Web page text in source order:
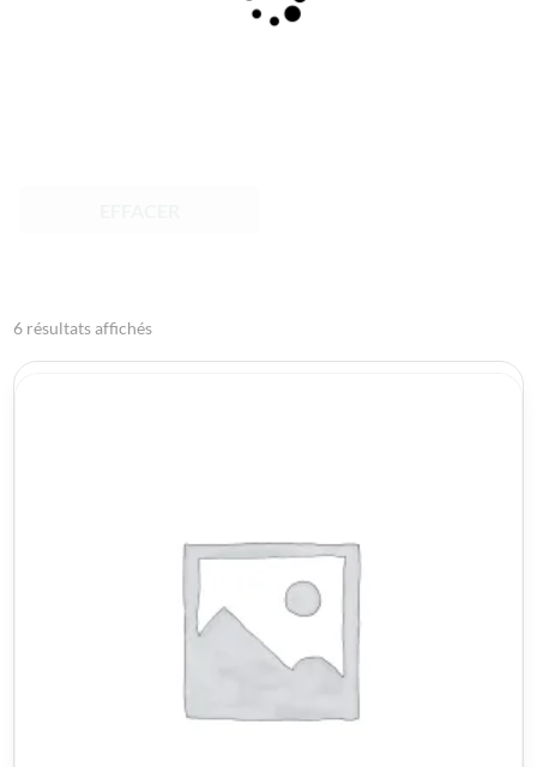
6 résultats affichés